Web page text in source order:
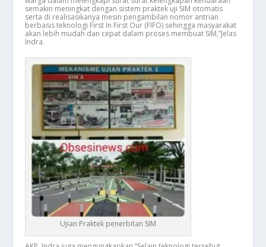
semakin meningkat dengan sistem praktek uji SIM otomatis
serta di realisasikanya mesin pengambilan nomor antrian
berbasis teknologi First In First Our (FIFO) sehingga masyarakat
akan lebih mudah dan cepat dalam proses membuat SIM,”Jelas
Indra.
Ujian Praktek penerbitan SIM